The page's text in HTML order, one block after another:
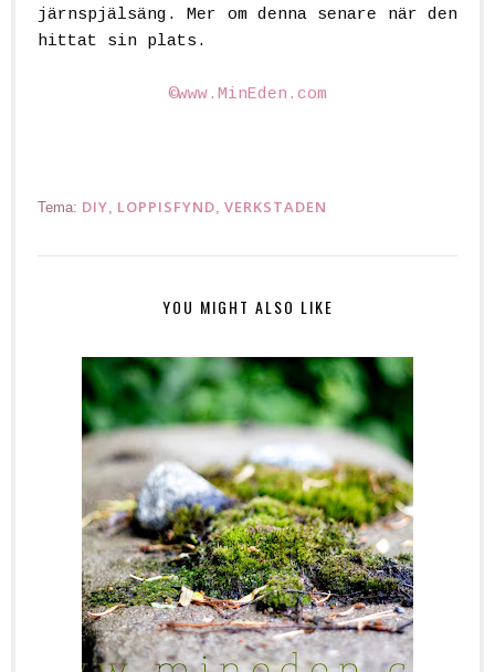
järnspjälsäng. Mer om denna senare när den
hittat sin plats.
©www.MinEden.com
Tema: DIY, LOPPISFYND, VERKSTADEN
YOU MIGHT ALSO LIKE